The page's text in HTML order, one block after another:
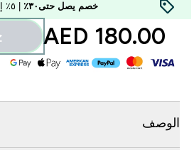
خصم يصل حتى٣٠٪
180.00 AED‎
الوصف